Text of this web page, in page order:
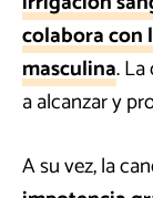
colabora con
masculina.
a alcanzar y
A su vez, la